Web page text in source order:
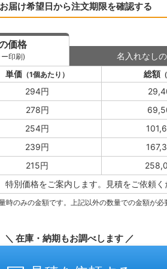
お届け希望日から注文期限を確認する
価格
印刷)
名入れなし
単価 （1個あたり） 総額
294円
278円
254円
239円
215円
特別価格をご案内します。 見積をご依頼く
時のみの金額です。上記以外の数量での金額が必
＼ 在庫・納期もお調べします ／